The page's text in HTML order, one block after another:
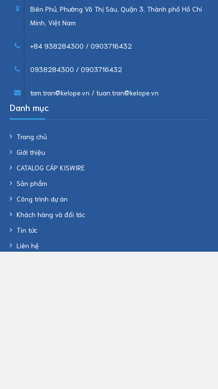
Biên Phủ, Phường Võ Thị Sáu, Quận 3, Thành phố Hồ Chí
Minh, Việt Nam
+84 938284300 / 0903716432
0938284300 / 0903716432
tam.tran@kelope.vn / tuan.tran@kelope.vn
Danh mục
Trang chủ
Giới thiệu
CATALOG CÁP KISWIRE
Sản phẩm
Công trình dự án
Khách hàng và đối tác
Tin tức
Liên hệ